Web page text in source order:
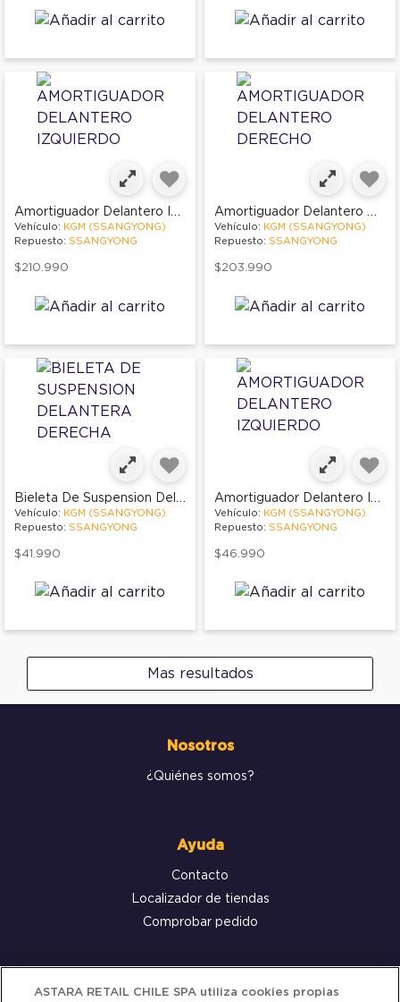
Amortiguador Delantero Izquierdo
Vehículo: KGM (SSANGYONG)
Repuesto: SSANGYONG
$210.990
Amortiguador Delantero Derecho
Vehículo: KGM (SSANGYONG)
Repuesto: SSANGYONG
$203.990
Bieleta De Suspension Delantera Derecha
Vehículo: KGM (SSANGYONG)
Repuesto: SSANGYONG
$41.990
Amortiguador Delantero Izquierdo
Vehículo: KGM (SSANGYONG)
Repuesto: SSANGYONG
$46.990
Mas resultados
Nosotros
¿Quiénes somos?
Ayuda
Contacto
Localizador de tiendas
Comprobar pedido
Servicio al cliente
ASTARA RETAIL CHILE SPA utiliza cookies propias